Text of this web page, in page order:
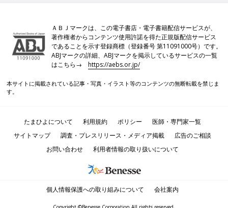
ＡＢＪマークは、この電子書店・電子書籍配信サービスが、
著作権者からコンテンツ使用許諾を得た正規版配信サービス
であることを示す登録商標（登録番号 第11091000号）です。
ABJマークの詳細、ABJマークを掲示しているサービスの一覧
はこちら→https://aebs.or.jp/
本サイトに掲載されている記事・写真・イラスト等のコンテンツの無断転載を禁じま
す。
たまひよについて 利用規約 ポリシー
医師・専門家一覧
サイトマップ
調査・プレスリリース・メディア掲載
広告のご相談
お問い合わせ
利用者情報の取り扱いについて
個人情報保護への取り組みについて 会社案内